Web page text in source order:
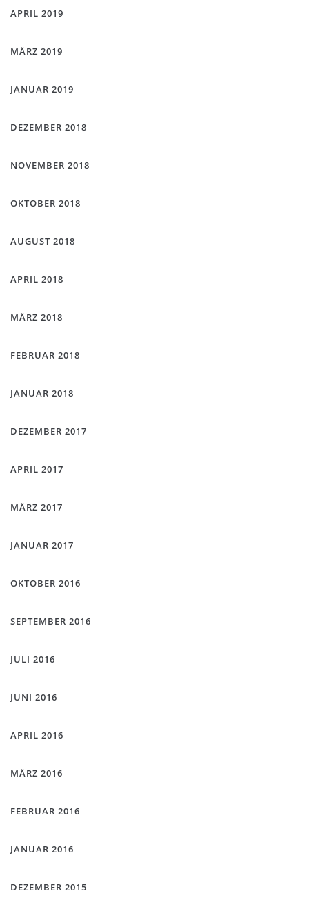
APRIL 2019
MÄRZ 2019
JANUAR 2019
DEZEMBER 2018
NOVEMBER 2018
OKTOBER 2018
AUGUST 2018
APRIL 2018
MÄRZ 2018
FEBRUAR 2018
JANUAR 2018
DEZEMBER 2017
APRIL 2017
MÄRZ 2017
JANUAR 2017
OKTOBER 2016
SEPTEMBER 2016
JULI 2016
JUNI 2016
APRIL 2016
MÄRZ 2016
FEBRUAR 2016
JANUAR 2016
DEZEMBER 2015